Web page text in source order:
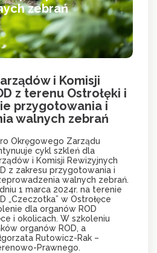
zebrań
i Komisji
z terenu Ostrołęki i
przygotowania i
walnych zebrań
Okręgowego Zarządu
cykl szkleń dla
i Komisji Rewizyjnych
z zakresu przygotowania i
walnych zebrań.
1 marca 2024r. na terenie
„Czeczotka” w Ostrołęce
dla organów ROD
i okolicach. W szkoleniu
organów ROD, a
Rutowicz-Rak –
Prawnego.